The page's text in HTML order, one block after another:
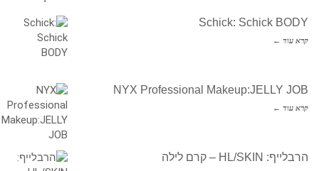
Schick: Schick BODY
קרא עוד ←
NYX Professional Makeup:JELLY JOB
קרא עוד ←
הרבלייף: HL/SKIN – קרם לילה